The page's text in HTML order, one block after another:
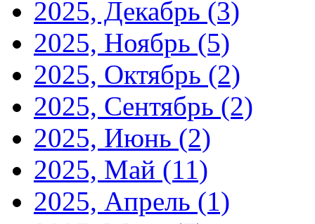
2025, Декабрь (3)
2025, Ноябрь (5)
2025, Октябрь (2)
2025, Сентябрь (2)
2025, Июнь (2)
2025, Май (11)
2025, Апрель (1)